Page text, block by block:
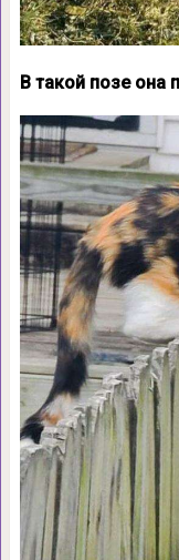
В такой позе она